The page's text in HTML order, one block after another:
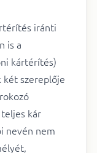
iránti
is a
kártérítés)
szereplője
kár
nevén nem